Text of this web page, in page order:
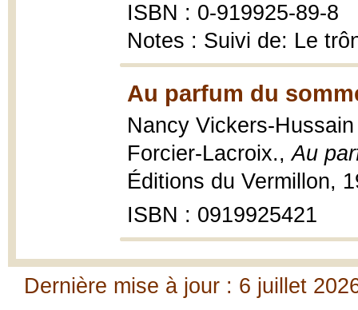
ISBN : 0-919925-89-8
Notes : Suivi de: Le
Au parfum du
Nancy Vickers-
Forcier-Lacroix.,Au
Éditions du Vermillon,
ISBN : 0919925421
Dernière mise à jour : 6 juillet